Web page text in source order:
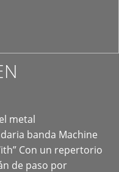
metal
banda Machine
Con un repertorio
de paso por